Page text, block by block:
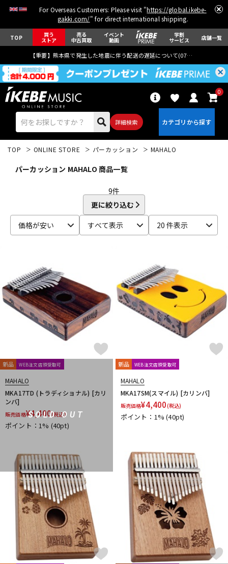
For Overseas Customers: Please visit "https://global.ikebe-
gakki.com/" for direct international shipping.
TOP 買う
ストア
売る
中古買取
イベント
動画
学割
サービス 店舗一覧
【重要】熊本県で発生した地震に伴う配送の遅延について(07月29日
詳細検索
0
ドラム パーカッション
キーボード 電子ピアノ
アンプ エフェクター
DJ機器
DTM オンライン納品 レコーディング機器
配信/ライブ機器 楽器アクセサリ
中古 ヴィンテージ
TOP ONLINE STORE パーカッション MAHALO
パーカッション MAHALO 商品一覧
9件
更に絞り込む
価格が安い
すべて表示 20 件表示
SOLD OUT
新品 WEB注文店頭受取可
MAHALO
MKA17TD (トラディショナル) [カリ
ンバ]
販売価格¥4,400(税込)
ポイント：1% (40pt)
新品 WEB注文店頭受取可
MAHALO
MKA17SM(スマイル) [カリンバ]
販売価格¥4,400(税込)
ポイント：1%(40pt)